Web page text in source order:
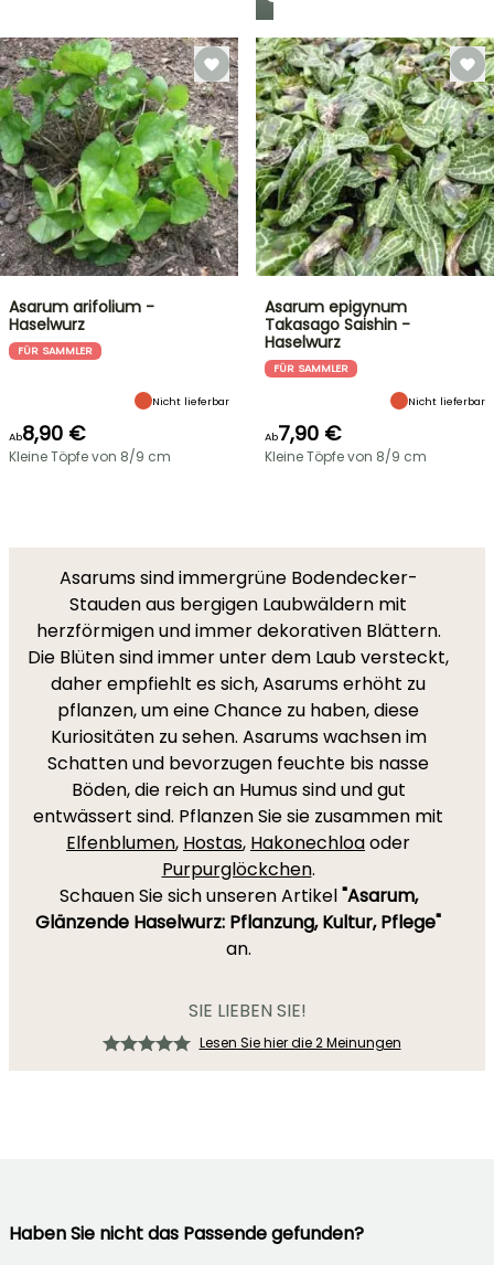
Asarum arifolium -
Haselwurz
FÜR SAMMLER
Nicht lieferbar
Ab8,90 €
Kleine Töpfe von 8/9 cm
Asarum epigynum
Takasago Saishin -
Haselwurz
FÜR SAMMLER
Nicht lieferbar
Ab7,90 €
Kleine Töpfe von 8/9 cm
Asarums sind immergrüne Bodendecker-
Stauden aus bergigen Laubwäldern mit
herzförmigen und immer dekorativen Blättern.
Die Blüten sind immer unter dem Laub versteckt,
daher empfiehlt es sich, Asarums erhöht zu
pflanzen, um eine Chance zu haben, diese
Kuriositäten zu sehen. Asarums wachsen im
Schatten und bevorzugen feuchte bis nasse
Böden, die reich an Humus sind und gut
entwässert sind. Pflanzen Sie sie zusammen mit
Elfenblumen, Hostas, Hakonechloaoder
Purpurglöckchen.
Schauen Sie sich unseren Artikel"Asarum,
Glänzende Haselwurz: Pflanzung, Kultur, Pflege"
an.
SIE LIEBEN SIE!
Lesen Sie hier die 2 Meinungen
Haben Sie nicht das Passende gefunden?